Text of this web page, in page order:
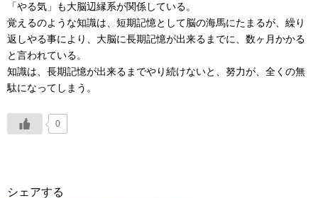
「やる気」も大脳辺縁系が関係している。
覚えるのような知識は、短期記憶として脳の海馬にたまるが、繰り
返しやる事により、大脳に長期記憶が出来るまでに、数ヶ月かかる
と言われている。
知識は、長期記憶が出来るまでやり続けないと、努力が、全くの無
駄になってしまう。
0
シェアする